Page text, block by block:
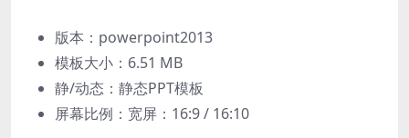
版本：powerpoint2013
模板大小： 6.51 MB
静/动态：静态PPT模板
屏幕比例：宽屏：16:9 / 16:10